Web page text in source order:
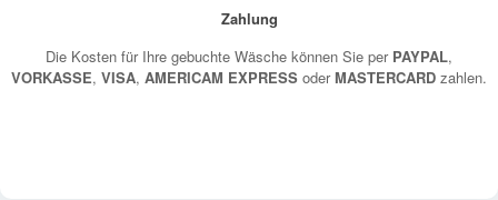
Zahlung
Die Kosten für Ihre gebuchte Wäsche können Sie per PAYPAL,
VORKASSE, VISA, AMERICAM EXPRESS oderMASTERCARD zahlen.